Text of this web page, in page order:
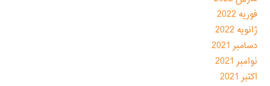
فوریه 2022
ژانویه 2022
دسامبر 2021
نوامبر 2021
اکتبر 2021